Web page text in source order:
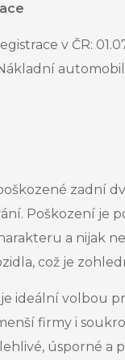
v ČR:
zadní
Poškození je
a nijak
což je
ideální volbou
firmy i
úsporné a